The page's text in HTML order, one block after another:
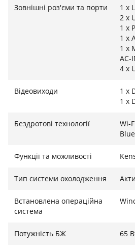
гарантують тривалий термін
Зовнішні роз'єми та порти
1 x
2 x
1 x
1 x
1 x
AC-
4 x
Відеовиходи
1 x
1 x
Бездротові технології
Wi-
Функції та можливості
Тип системи охолодження
Встановлена операційна
система
Потужність БЖ 65